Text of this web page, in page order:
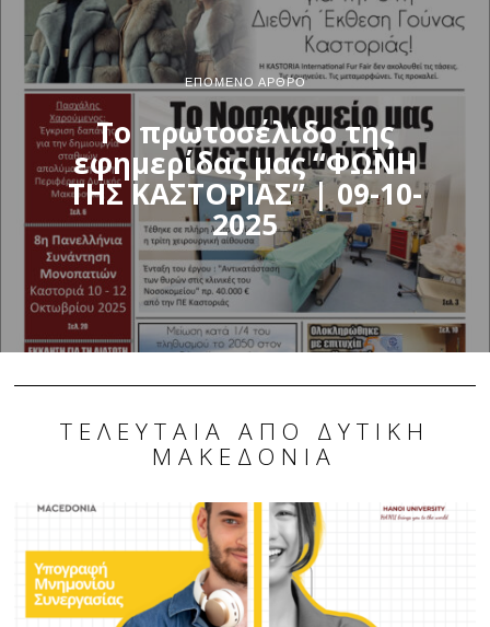
ΕΠΌΜΕΝΟ ΆΡΘΡΟ
Το πρωτοσέλιδο της
εφημερίδας μας “ΦΩΝΗ
ΤΗΣ ΚΑΣΤΟΡΙΑΣ” | 09-10-
2025
ΤΕΛΕΥΤΑΊΑ ΑΠΌ ΔΥΤΙΚΉ
ΜΑΚΕΔΟΝΊΑ